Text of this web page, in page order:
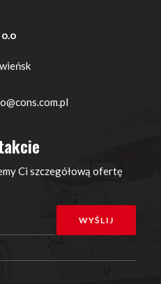
Ci szczegółową ofertę